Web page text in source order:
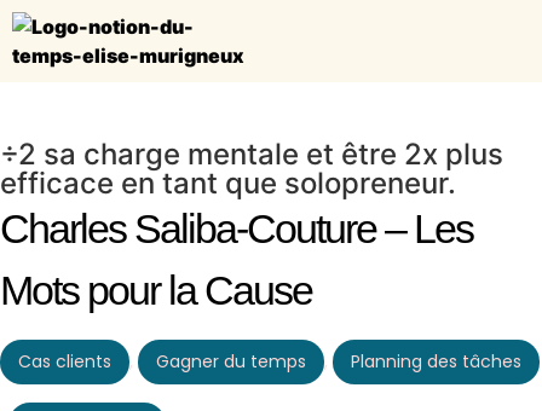
÷2 sa charge mentale et être 2x plus
efficace en tant que solopreneur.
Charles Saliba-Couture – Les
Mots pour la Cause
Cas clients , Gagner du temps , Planning des tâches